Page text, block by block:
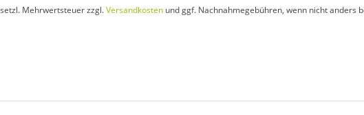
Mehrwertsteuer zzgl.Versandkostenund ggf. Nachnahmegebühren, wenn nicht anders